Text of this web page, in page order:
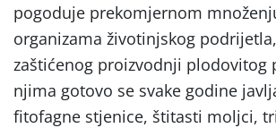
pogoduje prekomjernom
organizama životinjskog
zaštićenog proizvodnji plodovitog
njima gotovo se svake godine
fitofagne stjenice, štitasti moljci,